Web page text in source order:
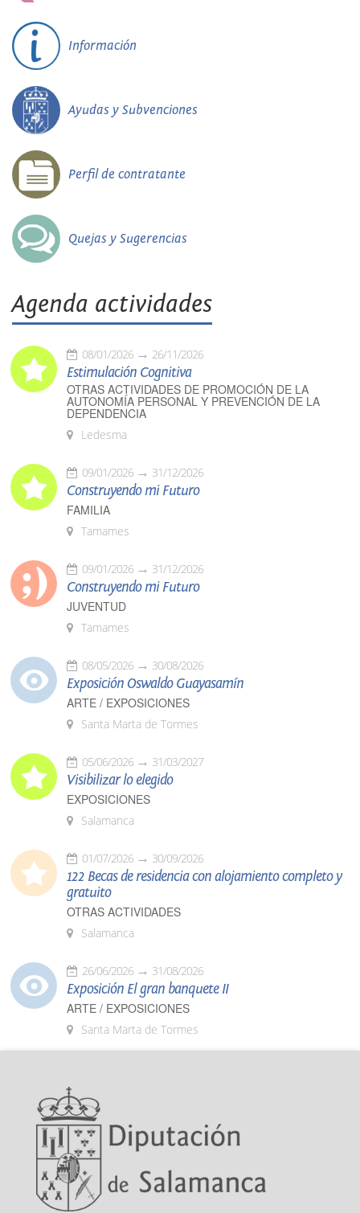
Información
Ayudas y Subvenciones
Perfil de contratante
Quejas y Sugerencias
Agenda actividades
08/01/2026 26/11/2026
Estimulación Cognitiva
OTRAS ACTIVIDADES DE PROMOCIÓN DE LA
AUTONOMÍA PERSONAL Y PREVENCIÓN DE LA
DEPENDENCIA
Ledesma
09/01/2026 31/12/2026
Construyendo mi Futuro
FAMILIA
Tamames
09/01/2026 31/12/2026
Construyendo mi Futuro
JUVENTUD
Tamames
08/05/2026 30/08/2026
Exposición Oswaldo Guayasamín
ARTE / EXPOSICIONES
Santa Marta de Tormes
05/06/2026 31/03/2027
Visibilizar lo elegido
EXPOSICIONES
Salamanca
01/07/2026 30/09/2026
122 Becas de residencia con alojamiento completo y
gratuito
OTRAS ACTIVIDADES
Salamanca
26/06/2026 31/08/2026
Exposición El gran banquete II
ARTE / EXPOSICIONES
Santa Marta de Tormes